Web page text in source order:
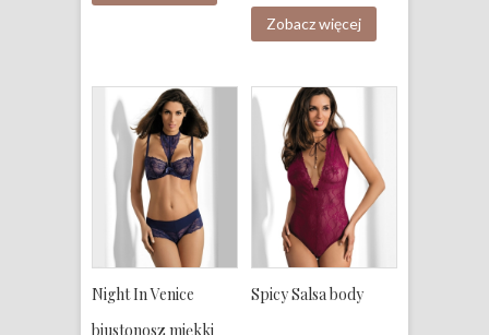
Zobacz więcej
Night In Venice
biustonosz miękki
Spicy Salsa body